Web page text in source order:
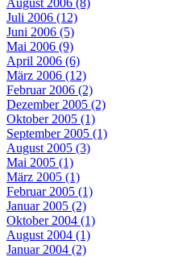
Juli 2006 (12)
Juni 2006 (5)
Mai 2006 (9)
April 2006 (6)
März 2006 (12)
Februar 2006 (2)
Dezember 2005 (2)
Oktober 2005 (1)
September 2005 (1)
August 2005 (3)
Mai 2005 (1)
März 2005 (1)
Februar 2005 (1)
Januar 2005 (2)
Oktober 2004 (1)
August 2004 (1)
Januar 2004 (2)